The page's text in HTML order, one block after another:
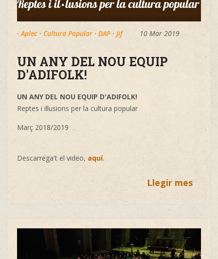
·Aplec · Cultura Popular · DAP· Jif 10 Mar 2019
UN ANY DEL NOU EQUIP
D'ADIFOLK!
UN ANY DEL NOU EQUIP D'ADIFOLK!
Reptes i il·lusions per la cultura popular
Març 2018/2019
Descarrega't el video, aquí.
Llegir mes